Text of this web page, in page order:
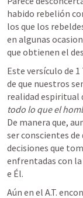
habido rebelión
los que los
en algunas
que obtienen el
Este versículo de
de que nuestros
realidad espiritual
todo lo que el
De manera que,
ser conscientes
decisiones que
enfrentadas con
e Él.
Aún en el A.T.